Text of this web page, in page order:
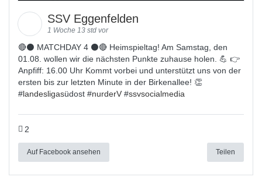
SSV Eggenfelden
1 Woche 13 std vor
🔴⚫ MATCHDAY 4 ⚫🔴 Heimspieltag! Am Samstag, den
01.08. wollen wir die nächsten Punkte zuhause holen. 💪 👉
Anpfiff: 16.00 Uhr Kommt vorbei und unterstützt uns von der
ersten bis zur letzten Minute in der Birkenallee! 👏
#landesligasüdost #nurderV #ssvsocialmedia
2
Auf Facebook ansehen Teilen